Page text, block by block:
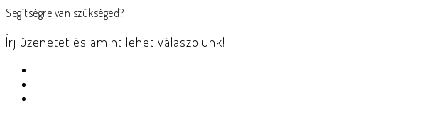
Segítségre van szükséged?
Írj üzenetet és amint lehet válaszolunk!